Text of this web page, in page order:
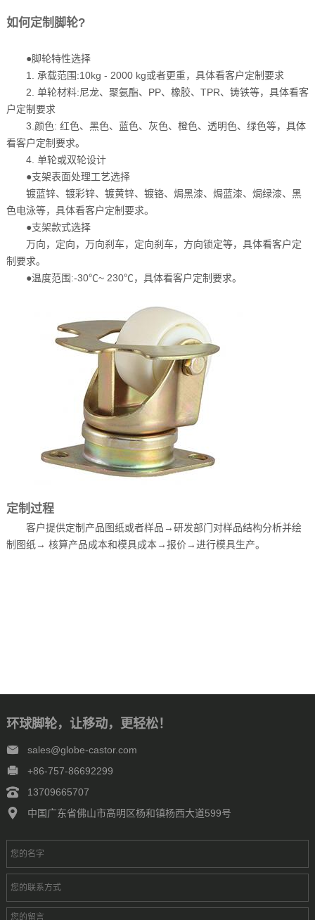
如何定制脚轮?
●脚轮特性选择
1. 承载范围:10kg - 2000 kg或者更重，具体看客户定制要求
2. 单轮材料:尼龙、聚氨酯、PP、橡胶、TPR、铸铁等，具体看客
户定制要求
3.颜色: 红色、黑色、蓝色、灰色、橙色、透明色、绿色等，具体
看客户定制要求。
4. 单轮或双轮设计
●支架表面处理工艺选择
镀蓝锌、镀彩锌、镀黄锌、镀铬、焗黑漆、焗蓝漆、焗绿漆、黑
色电泳等，具体看客户定制要求。
●支架款式选择
万向，定向，万向刹车，定向刹车，方向锁定等，具体看客户定
制要求。
●温度范围:-30℃~ 230℃，具体看客户定制要求。
定制过程
客户提供定制产品图纸或者样品→研发部门对样品结构分析并绘
制图纸→ 核算产品成本和模具成本→报价→进行模具生产。
环球脚轮，让移动，更轻松！
sales@globe-castor.com
+86-757-86692299
13709665707
中国广东省佛山市高明区杨和镇杨西大道599号